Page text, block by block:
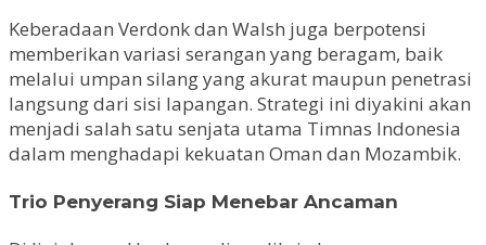
Keberadaan Verdonk dan Walsh juga berpotensi
memberikan variasi serangan yang beragam, baik
melalui umpan silang yang akurat maupun penetrasi
langsung dari sisi lapangan. Strategi ini diyakini akan
menjadi salah satu senjata utama Timnas Indonesia
dalam menghadapi kekuatan Oman dan Mozambik.
Trio Penyerang Siap Menebar Ancaman